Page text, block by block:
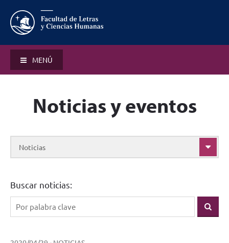
MENÚ
Noticias y eventos
Noticias
Buscar noticias: